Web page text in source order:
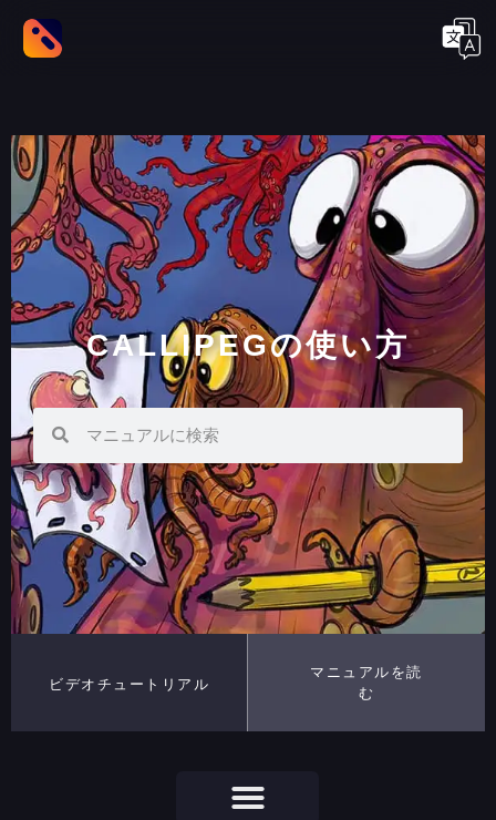
CALLIPEGの使い方
ビデオチュートリアル
マニュアルを読
む